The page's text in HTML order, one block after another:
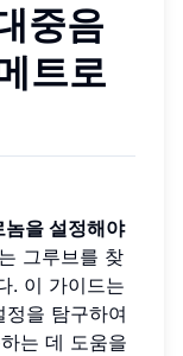
중음
트로
놈을 설정해야
그루브를 찾
. 이 가이드는
을 탐구하여
는 데 도움을